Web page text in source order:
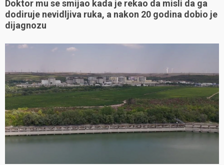
Doktor mu se smijao kada je rekao da misli da ga
dodiruje nevidljiva ruka, a nakon 20 godina dobio je
dijagnozu